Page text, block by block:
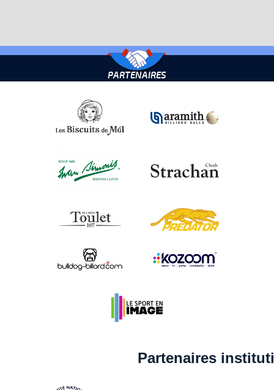
PARTENAIRES
Partenaires